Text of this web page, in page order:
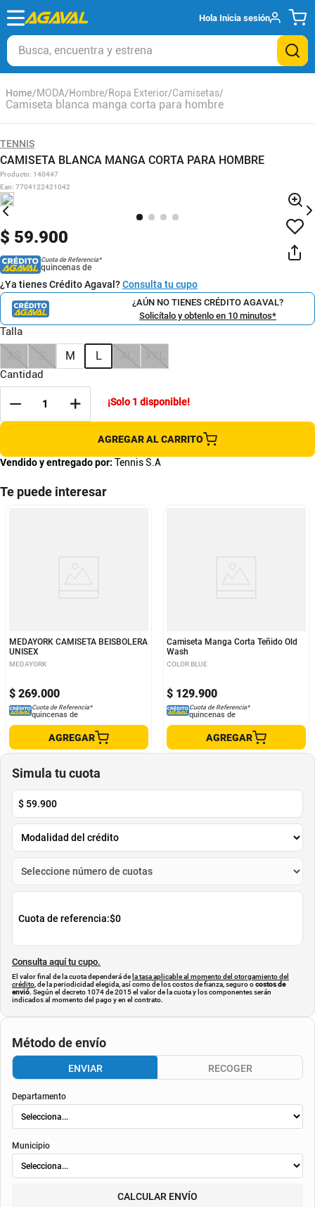
Hola Inicia sesión
Busca, encuentra y estrena
MODA Hombre Ropa Exterior Camisetas
Camiseta blanca manga corta para hombre
TENNIS
CAMISETA BLANCA MANGA CORTA PARA HOMBRE
Producto: 140447
Ean: 7704122421042
$ 59.900
Cuota de Referencia*
quincenas de
¿Ya tienes Crédito Agaval?Consulta tu cupo
¿AÚN NO TIENES CRÉDITO AGAVAL?
Solicítalo y obtenlo en 10 minutos*
Talla
M L
Cantidad
¡Solo 1 disponible!
AGREGAR AL CARRITO
Vendido y entregado por: Tennis S.A
Te puede interesar
MEDAYORK CAMISETA BEISBOLERA
UNISEX
MEDAYORK
$ 269.000
Cuota de Referencia*
quincenas de
AGREGAR
Camiseta Manga Corta Teñido Old
Wash
COLOR BLUE
$ 129.900
Cuota de Referencia*
quincenas de
AGREGAR
Simula tu cuota
$ 59.900
Cuota de referencia:$0
Consulta aquí tu cupo.
El valor final de la cuota dependerá de la tasa aplicable al momento del otorgamiento del
crédito , de la periodicidad elegida, así como de los costos de fianza, seguro ocostos de
envió. Según el decreto 1074 de 2015 el valor de la cuota y los componentes serán
indicados al momento del pago y en el contrato.
Método de envío
ENVIAR RECOGER
Departamento
Municipio
CALCULAR ENVÍO